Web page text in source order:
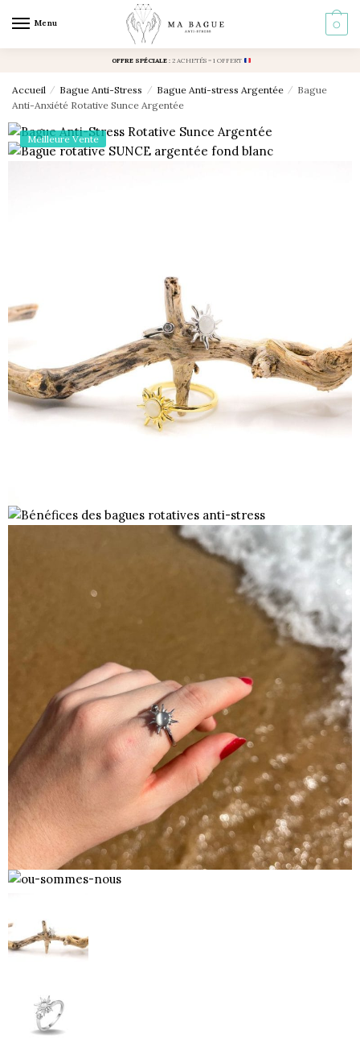
navigation
content
Menu 0
OFFRE SPÉCIALE:2 ACHETÉS = 1 OFFERT
Accueil / Bague Anti-Stress / Bague Anti-stress Argentée / Bague
Anti-Anxiété Rotative Sunce Argentée
Meilleure Vente